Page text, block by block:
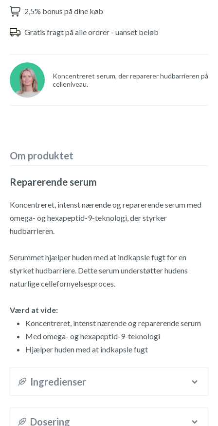
2,5% bonus på dine køb
Gratis fragt på alle ordrer - uanset beløb
Koncentreret serum, der reparerer hudbarrieren på
celleniveau.
Om produktet
Reparerende serum
Koncentreret, intenst nærende og reparerende serum med
omega- og hexapeptid-9-teknologi, der styrker
hudbarrieren.
Serummet hjælper huden med at indkapsle fugt for en
styrket hudbarriere. Dette serum understøtter hudens
naturlige cellefornyelsesproces.
Værd at vide:
Koncentreret, intenst nærende og reparerende serum
Med omega- og hexapeptid-9-teknologi
Hjælper huden med at indkapsle fugt
Ingredienser
Dosering